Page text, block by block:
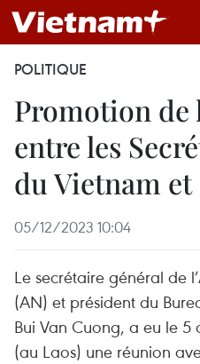
POLITIQUE
Promotion de
entre les
du Vietnam et
05/12/2023 10:04
Le secrétaire général de
(AN) et président du
Bui Van Cuong, a eu le
(au Laos) une réunion